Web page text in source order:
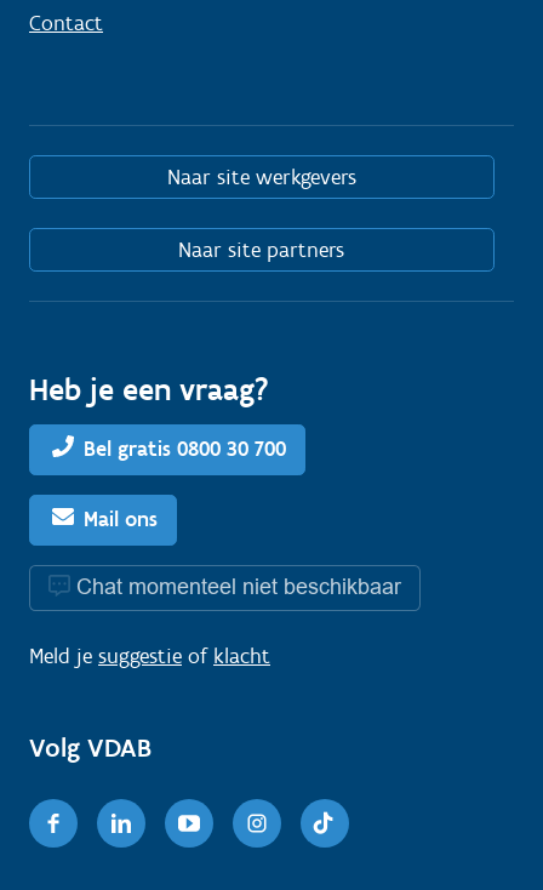
Contact
Naar site werkgevers
Naar site partners
Heb je een vraag?
Bel gratis 0800 30 700
Mail ons
Chat momenteel niet beschikbaar
Meld je suggestie of klacht
Volg VDAB
FacebookLinkedinYoutubeInstagram